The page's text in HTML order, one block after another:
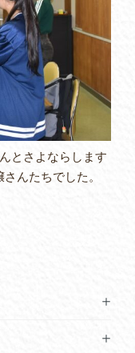
とさよならします
んたちでした。